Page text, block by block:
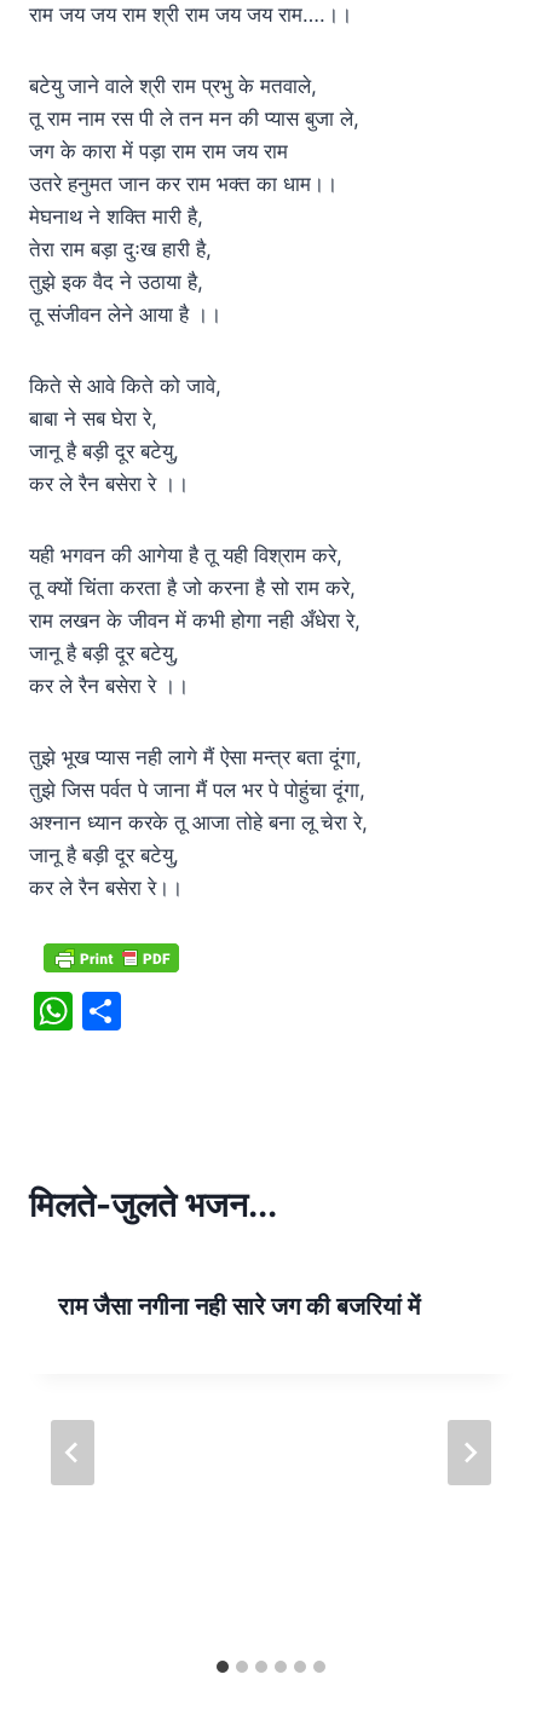
राम जय जय राम श्री राम जय जय राम….।।
बटेयु जाने वाले श्री राम प्रभु के मतवाले,
तू राम नाम रस पी ले तन मन की प्यास बुजा ले,
जग के कारा में पड़ा राम राम जय राम
उतरे हनुमत जान कर राम भक्त का धाम।।
मेघनाथ ने शक्ति मारी है,
तेरा राम बड़ा दुःख हारी है,
तुझे इक वैद ने उठाया है,
तू संजीवन लेने आया है ।।
किते से आवे किते को जावे,
बाबा ने सब घेरा रे,
जानू है बड़ी दूर बटेयु,
कर ले रैन बसेरा रे ।।
यही भगवन की आगेया है तू यही विश्राम करे,
तू क्यों चिंता करता है जो करना है सो राम करे,
राम लखन के जीवन में कभी होगा नही अँधेरा रे,
जानू है बड़ी दूर बटेयु,
कर ले रैन बसेरा रे ।।
तुझे भूख प्यास नही लागे मैं ऐसा मन्त्र बता दूंगा,
तुझे जिस पर्वत पे जाना मैं पल भर पे पोहुंचा दूंगा,
अश्नान ध्यान करके तू आजा तोहे बना लू चेरा रे,
जानू है बड़ी दूर बटेयु,
कर ले रैन बसेरा रे।।
W
p
मिलते-जुलते भजन...
राम जैसा नगीना नही सारे जग की बजरियां में